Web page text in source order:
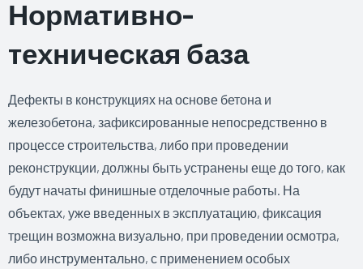
Нормативно-
техническая база
Дефекты в конструкциях на основе бетона и
железобетона, зафиксированные непосредственно в
процессе строительства, либо при проведении
реконструкции, должны быть устранены еще до того, как
будут начаты финишные отделочные работы. На
объектах, уже введенных в эксплуатацию, фиксация
трещин возможна визуально, при проведении осмотра,
либо инструментально, с применением особых